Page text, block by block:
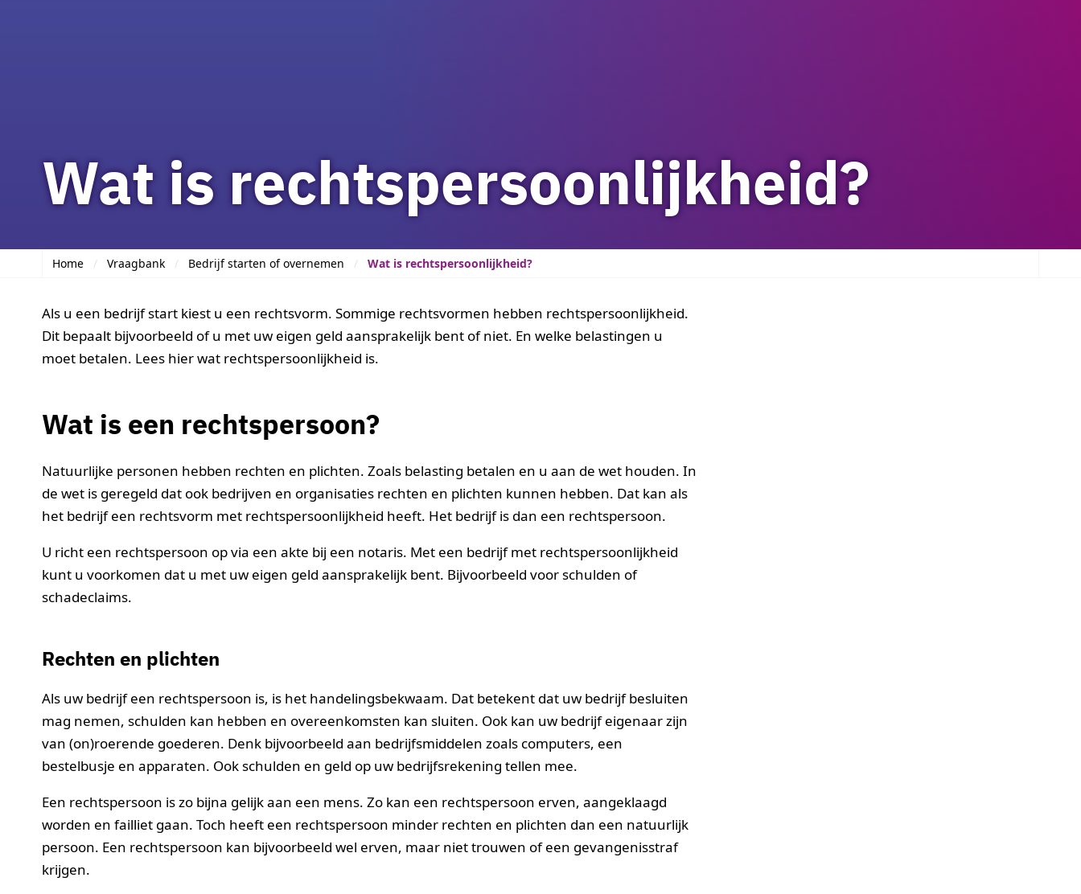
Wat is rechtspersoonlijkheid?
Home Vraagbank Bedrijf starten of overnemen Wat is rechtspersoonlijkheid?
Als u een bedrijf start kiest u een rechtsvorm. Sommige rechtsvormen hebben rechtspersoonlijkheid.
Dit bepaalt bijvoorbeeld of u met uw eigen geld aansprakelijk bent of niet. En welke belastingen u
moet betalen. Lees hier wat rechtspersoonlijkheid is.
Wat is een rechtspersoon?
Natuurlijke personen hebben rechten en plichten. Zoals belasting betalen en u aan de wet houden. In
de wet is geregeld dat ook bedrijven en organisaties rechten en plichten kunnen hebben. Dat kan als
het bedrijf een rechtsvorm met rechtspersoonlijkheid heeft. Het bedrijf is dan een rechtspersoon.
U richt een rechtspersoon op via een akte bij een notaris. Met een bedrijf met rechtspersoonlijkheid
kunt u voorkomen dat u met uw eigen geld aansprakelijk bent. Bijvoorbeeld voor schulden of
schadeclaims.
Rechten en plichten
Als uw bedrijf een rechtspersoon is, is het handelingsbekwaam. Dat betekent dat uw bedrijf besluiten
mag nemen, schulden kan hebben en overeenkomsten kan sluiten. Ook kan uw bedrijf eigenaar zijn
van (on)roerende goederen. Denk bijvoorbeeld aan bedrijfsmiddelen zoals computers, een
bestelbusje en apparaten. Ook schulden en geld op uw bedrijfsrekening tellen mee.
Een rechtspersoon is zo bijna gelijk aan een mens. Zo kan een rechtspersoon erven, aangeklaagd
worden en failliet gaan. Toch heeft een rechtspersoon minder rechten en plichten dan een natuurlijk
persoon. Een rechtspersoon kan bijvoorbeeld wel erven, maar niet trouwen of een gevangenisstraf
krijgen.